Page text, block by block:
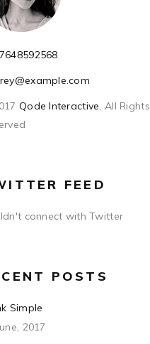
Qode Interactive, All Rights
FEED
connect with Twitter
POSTS
Simple
2017